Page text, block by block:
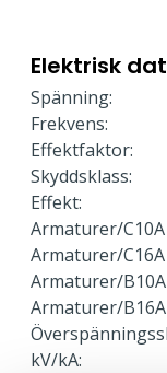
Elektrisk
Spänning:
Frekvens:
Effektfaktor:
Skyddsklass:
Effekt:
Armaturer/
Armaturer/
Armaturer/
Armaturer/
kV/kA: